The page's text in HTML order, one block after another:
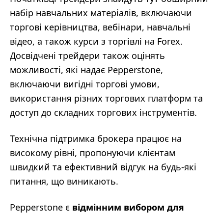
набір навчальних матеріалів, включаючи
торгові керівництва, вебінари, навчальні
відео, а також курси з торгівлі на Forex.
Досвідчені трейдери також оцінять
можливості, які надає Pepperstone,
включаючи вигідні торгові умови,
використання різних торгових платформ та
доступ до складних торгових інструментів.
Технічна підтримка брокера працює на
високому рівні, пропонуючи клієнтам
швидкий та ефективний відгук на будь-які
питання, що виникають.
Pepperstone є відмінним вибором для